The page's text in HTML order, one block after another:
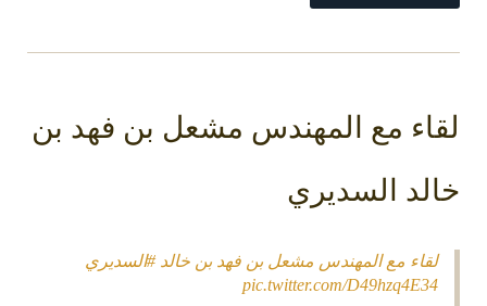
لقاء مع المهندس مشعل بن فهد بن
خالد السديري
لقاء مع المهندس مشعل بن فهد بن خالد#السديري
pic.twitter.com/D49hzq4E34